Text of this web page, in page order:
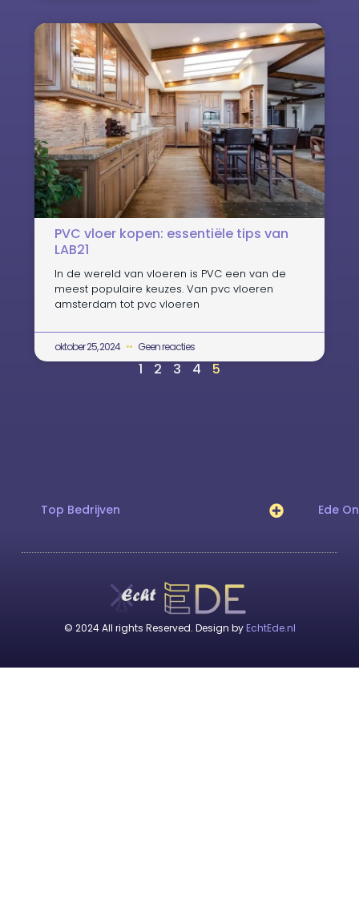
PVC vloer kopen: essentiële tips van
LAB21
In de wereld van vloeren is PVC een van de
meest populaire keuzes. Van pvc vloeren
amsterdam tot pvc vloeren
oktober 25, 2024 Geen reacties
1 2 3 4 5
Top Bedrijven Ede
© 2024 All rights Reserved. Design by EchtEde.nl